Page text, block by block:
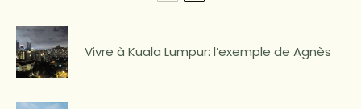
Vivre à Kuala Lumpur: l’exemple de Agnès